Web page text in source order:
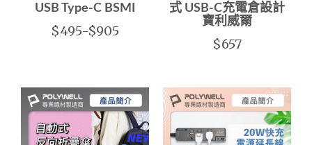
USB Type-C BSMI
$495-$905
式 USB-C充電倉設計
寶利威爾
$657